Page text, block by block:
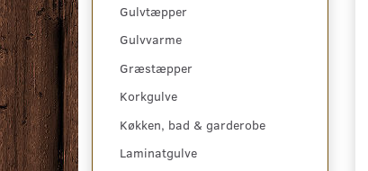
Gulvtæpper
Gulvvarme
Græstæpper
Korkgulve
Køkken, bad & garderobe
Laminatgulve